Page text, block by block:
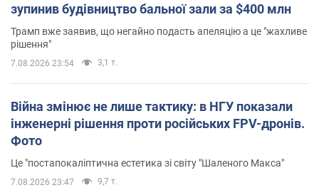
зупинив будівництво бальної зали за $400 млн
Трамп вже заявив, що негайно подасть апеляцію а це "жахливе
рішення"
7.08.2026 23:54 3,1 т.
Війна змінює не лише тактику: в НГУ показали
інженерні рішення проти російських FPV-дронів.
Фото
Це "постапокаліптична естетика зі світу "Шаленого Макса"
7.08.2026 23:47 9,7 т.